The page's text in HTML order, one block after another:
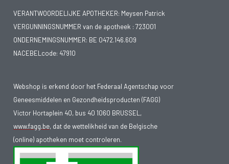
VERANTWOORDELIJKE APOTHEKER: Meysen Patrick
VERGUNNINGSNUMMER van de apotheek : 723001
ONDERNEMINGSNUMMER: BE 0472.146.609
NACEBELcode: 47910
Webshop is erkend door het Federaal Agentschap voor
Geneesmiddelen en Gezondheidsproducten (FAGG)
Victor Hortaplein 40, bus 40 1060 BRUSSEL,
www.fagg.be, dat de wettelikheid van de Belgische
(online) apotheken moet controleren.